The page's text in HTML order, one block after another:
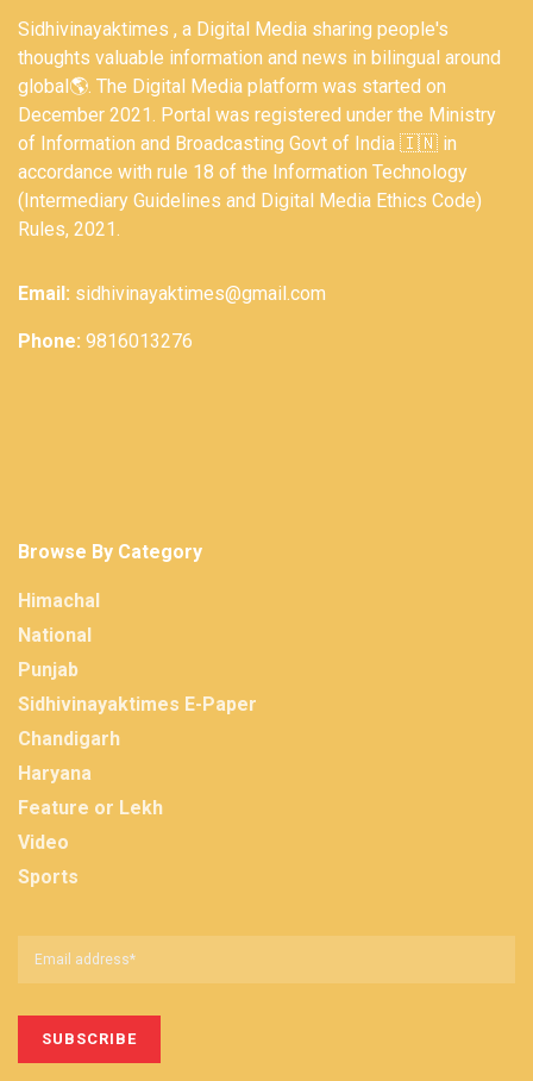
Sidhivinayaktimes , a Digital Media sharing people's
thoughts valuable information and news in bilingual around
global🌎. The Digital Media platform was started on
December 2021. Portal was registered under the Ministry
of Information and Broadcasting Govt of India 🇮🇳 in
accordance with rule 18 of the Information Technology
(Intermediary Guidelines and Digital Media Ethics Code)
Rules, 2021.
Email: sidhivinayaktimes@gmail.com
Phone: 9816013276
Browse By Category
Himachal
National
Punjab
Sidhivinayaktimes E-Paper
Chandigarh
Haryana
Feature or Lekh
Video
Sports